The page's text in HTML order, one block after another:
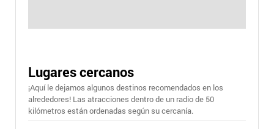
Lugares cercanos
¡Aquí le dejamos algunos destinos recomendados en los
alrededores! Las atracciones dentro de un radio de 50
kilómetros están ordenadas según su cercanía.